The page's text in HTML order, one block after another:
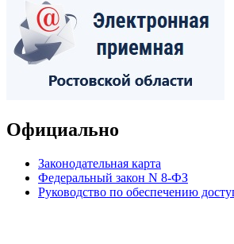
Официально
Законодательная карта
Федеральный закон N 8-ФЗ
Руководство по обеспечению